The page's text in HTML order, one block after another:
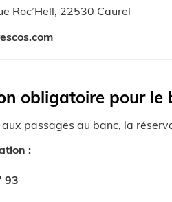
Roc’Hell, 22530 Caurel
obligatoire pour le
passages au banc, la
:
93